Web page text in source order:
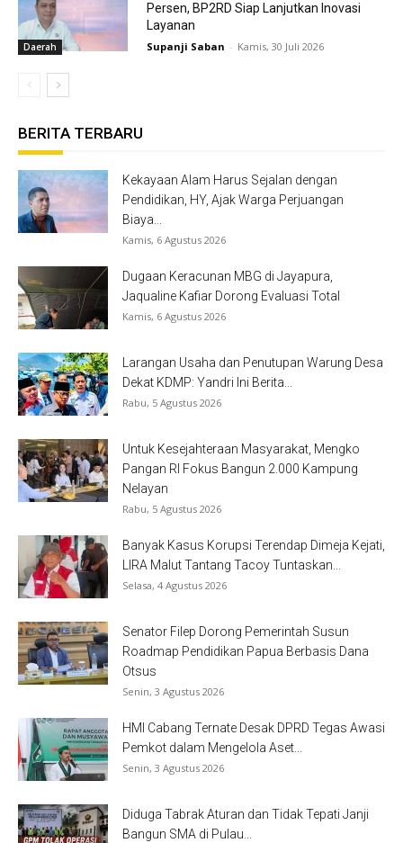
Daerah
Persen, BP2RD Siap Lanjutkan Inovasi
Layanan
Supanji Saban - Kamis, 30 Juli 2026
BERITA TERBARU
Kekayaan Alam Harus Sejalan dengan
Pendidikan, HY, Ajak Warga Perjuangan
Biaya...
Kamis, 6 Agustus 2026
Dugaan Keracunan MBG di Jayapura,
Jaqualine Kafiar Dorong Evaluasi Total
Kamis, 6 Agustus 2026
Larangan Usaha dan Penutupan Warung Desa
Dekat KDMP: Yandri Ini Berita...
Rabu, 5 Agustus 2026
Untuk Kesejahteraan Masyarakat, Mengko
Pangan RI Fokus Bangun 2.000 Kampung
Nelayan
Rabu, 5 Agustus 2026
Banyak Kasus Korupsi Terendap Dimeja Kejati,
LIRA Malut Tantang Tacoy Tuntaskan...
Selasa, 4 Agustus 2026
Senator Filep Dorong Pemerintah Susun
Roadmap Pendidikan Papua Berbasis Dana
Otsus
Senin, 3 Agustus 2026
HMI Cabang Ternate Desak DPRD Tegas Awasi
Pemkot dalam Mengelola Aset...
Senin, 3 Agustus 2026
Diduga Tabrak Aturan dan Tidak Tepati Janji
Bangun SMA di Pulau...